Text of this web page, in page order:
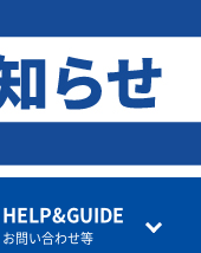
HELP&GUIDE
お問い合わせ等